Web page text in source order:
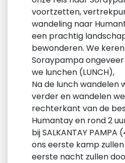
voortzetten,
wandeling naar
een prachtig
bewonderen. We
Soraypampa
we lunchen (LUNCH),
Na de lunch wandelen
verder en wandelen
rechterkant van de
Humantay en rond 2
bij SALKANTAY
ons eerste kamp
eerste nacht zullen